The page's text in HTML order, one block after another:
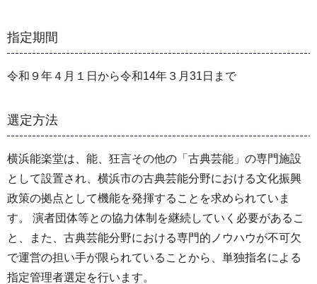
指定期間
令和９年４月１日から令和14年３月31日まで
選定方法
横浜能楽堂は、能、狂言その他の「古典芸能」の専門施設
として設置され、横浜市の古典芸能分野における文化振興
政策の拠点として機能を発揮することを求められていま
す。 演者団体等との協力体制を継続していく必要があるこ
と、また、古典芸能分野における専門的ノウハウが不可欠
で運営の担い手が限られていることから、単独指名による
指定管理者選定を行います。